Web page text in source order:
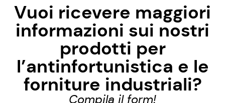
Vuoi ricevere maggiori
informazioni sui nostri
prodotti per
l’antinfortunistica e le
forniture industriali?
Compila il form!